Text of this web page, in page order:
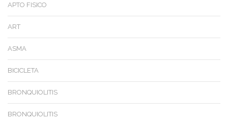
APTO FISICO
ART
ASMA
BICICLETA
BRONQUIOLITIS
BRONQUIOLITIS